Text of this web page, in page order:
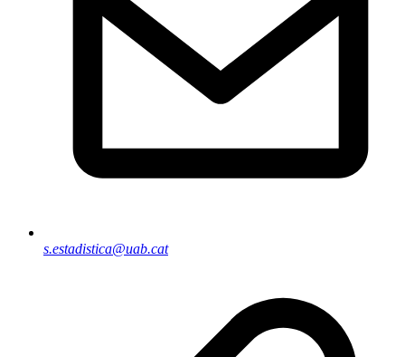
s.estadistica@uab.cat